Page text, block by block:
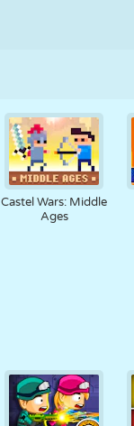
Castel Wars: Middle
Ages